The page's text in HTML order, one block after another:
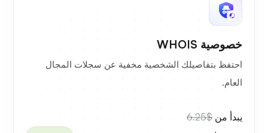
خصوصية WHOIS
احتفظ بتفاصيلك الشخصية مخفية عن سجلات المجال
العام.
يبدأ من $6.25